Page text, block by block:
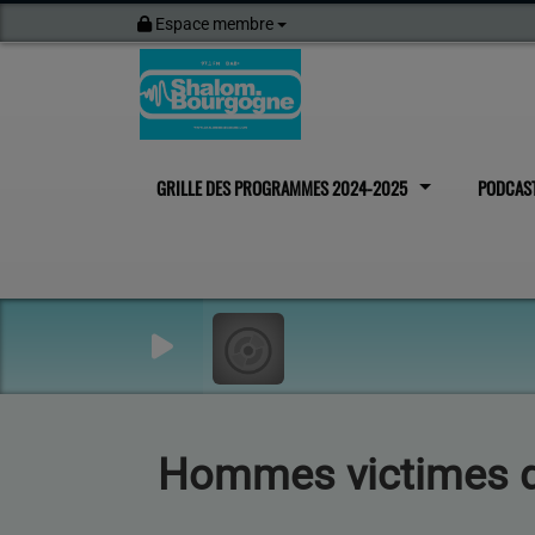
Espace membre
GRILLE DES PROGRAMMES 2024-2025
Hommes victimes